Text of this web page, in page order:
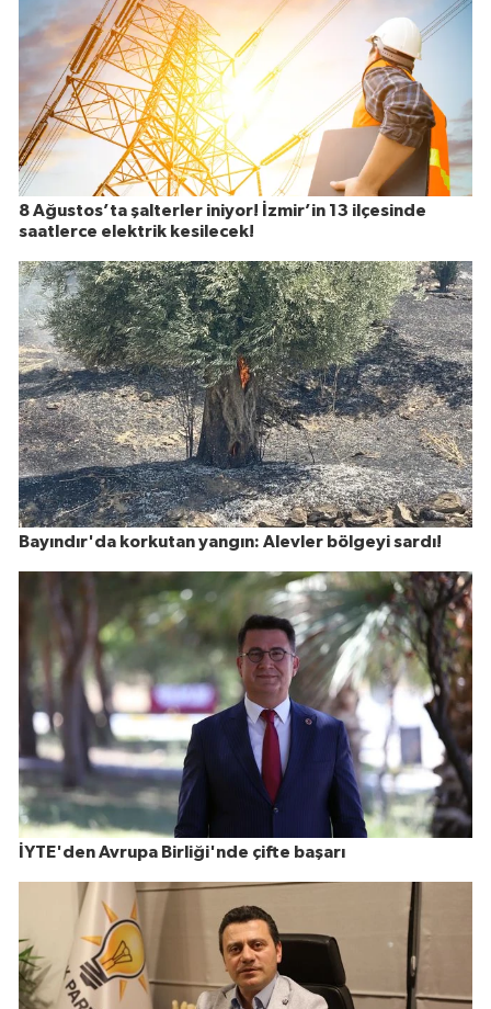
8 Ağustos’ta şalterler iniyor! İzmir’in 13 ilçesinde
saatlerce elektrik kesilecek!
Bayındır'da korkutan yangın: Alevler bölgeyi sardı!
İYTE'den Avrupa Birliği'nde çifte başarı